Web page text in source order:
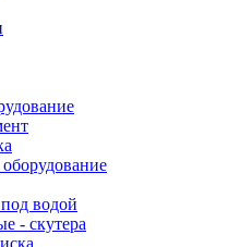
водой
- скутера